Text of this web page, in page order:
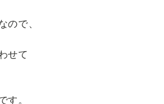
で、
せて
。